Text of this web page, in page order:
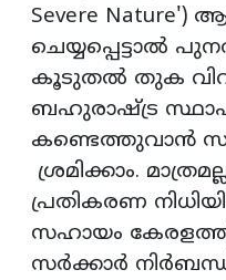
Severe Nature')
ചെയ്യപ്പെട്ടാൽ
കൂടുതൽ തുക
ബഹുരാഷ്ട്ര
കണ്ടെത്തുവാൻ
ശ്രമിക്കാം.
പ്രതികരണ
സഹായം
സർക്കാർ